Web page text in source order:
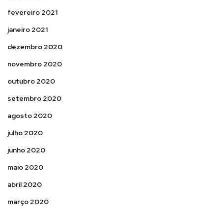
fevereiro 2021
janeiro 2021
dezembro 2020
novembro 2020
outubro 2020
setembro 2020
agosto 2020
julho 2020
junho 2020
maio 2020
abril 2020
março 2020